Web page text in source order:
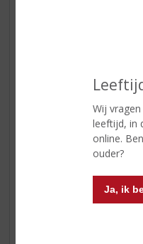
Wij
leeftijd, in
online.
ouder?
Ja, ik
Reviews